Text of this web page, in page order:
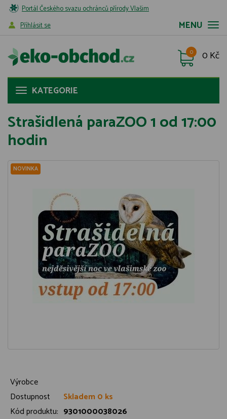
Portál Českého svazu ochránců přírody Vlašim
MENU
Příhlásit se
0 Kč
0
KATEGORIE
Strašidlená paraZOO 1 od 17:00
hodin
NOVINKA
Výrobce
Dostupnost
Skladem 0 ks
Kód produktu: 9301000038026